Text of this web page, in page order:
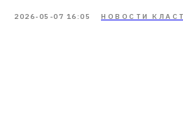
2026-05-07 16:05 НОВОСТИ